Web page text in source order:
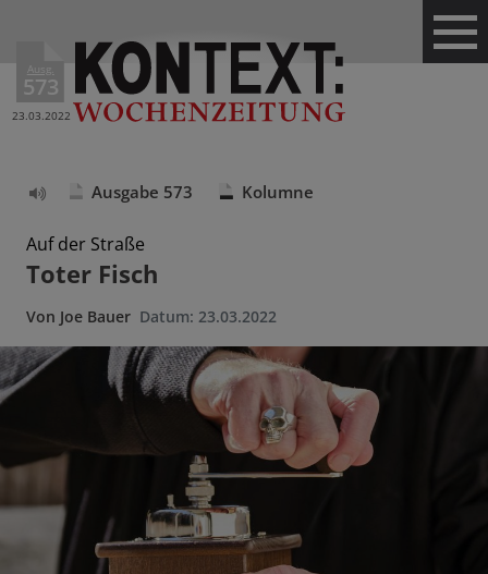
Ausg.
573
23.03.2022
vorlesen
Ausgabe 573 Kolumne
Auf der Straße
Toter Fisch
Von Joe Bauer Datum: 23.03.2022